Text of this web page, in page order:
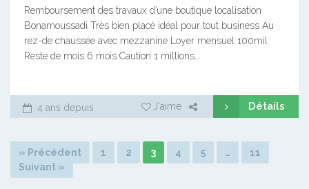
Remboursement des travaux d’une boutique localisation
Bonamoussadi Très bien placé idéal pour tout business Au
rez-de chaussée avec mezzanine Loyer mensuel 100mil
Reste de mois 6 mois Caution 1 millions…
4 ans depuis J'aime Détails
» Précédent 1 2 3 4 5 …
11
Suivant »